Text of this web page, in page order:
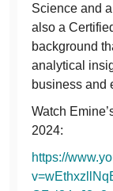
Science and
also a
background
analytical
business and
Watch
2024:
https://